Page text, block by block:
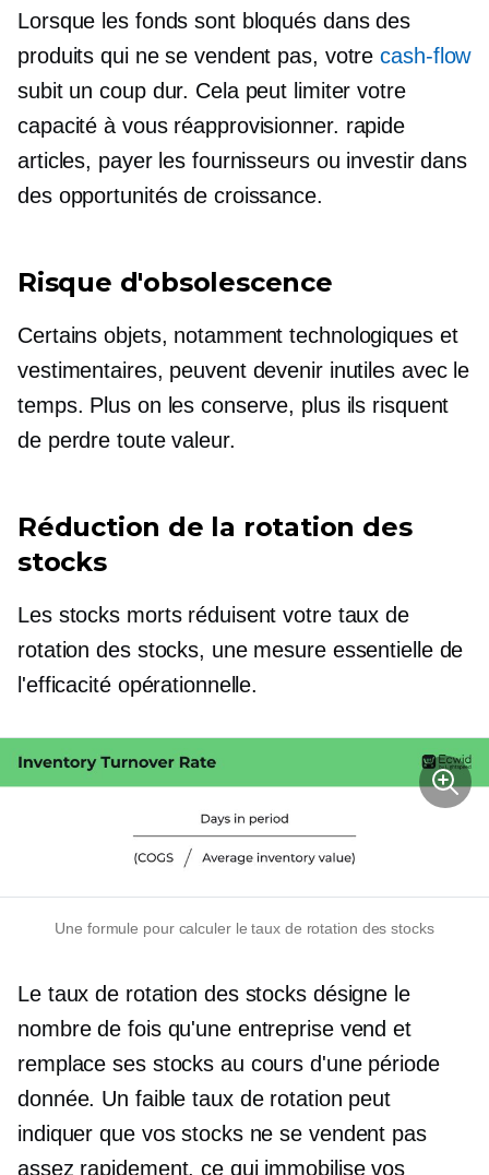
Lorsque les fonds sont bloqués dans des
produits qui ne se vendent pas, votrecash-flow
subit un coup dur. Cela peut limiter votre
capacité à vous réapprovisionner. rapide
articles, payer les fournisseurs ou investir dans
des opportunités de croissance.
Risque d'obsolescence
Certains objets, notamment technologiques et
vestimentaires, peuvent devenir inutiles avec le
temps. Plus on les conserve, plus ils risquent
de perdre toute valeur.
Réduction de la rotation des
stocks
Les stocks morts réduisent votre taux de
rotation des stocks, une mesure essentielle de
l'efficacité opérationnelle.
Une formule pour calculer le taux de rotation des stocks
Le taux de rotation des stocks désigne le
nombre de fois qu'une entreprise vend et
remplace ses stocks au cours d'une période
donnée. Un faible taux de rotation peut
indiquer que vos stocks ne se vendent pas
assez rapidement, ce qui immobilise vos